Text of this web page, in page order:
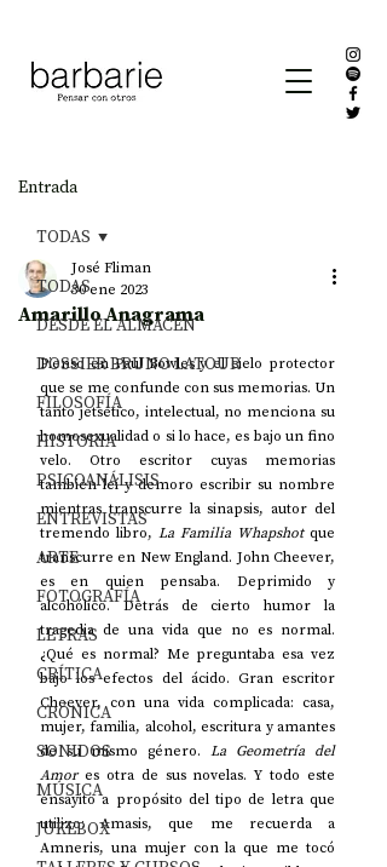
Entrada
TODAS
DESDE EL ALMACÉN
DOSSIER BRUNO LATOUR
FILOSOFÍA
HISTORIA
PSICOANÁLISIS
ENTREVISTAS
ARTE
FOTOGRAFÍA
LETRAS
CRÍTICA
CRÓNICA
SONIDOS
MÚSICA
JUKEBOX
TODAS
Amarillo Anagrama
José Fliman
30 ene 2023
Pienso en Paul Bowles y el cielo protector
que se me confunde con sus memorias. Un
tanto jetsético, intelectual, no menciona su
homosexualidad o si lo hace, es bajo un fino
velo. Otro escritor cuyas memorias
también leí y demoro escribir su nombre
mientras transcurre la sinapsis, autor del
tremendo libro, La Familia Whapshot que
transcurre en New England. John Cheever,
es en quien pensaba. Deprimido y
alcohólico. Detrás de cierto humor la
tragedia de una vida que no es normal.
¿Qué es normal? Me preguntaba esa vez
bajo los efectos del ácido. Gran escritor
Cheever, con una vida complicada: casa,
mujer, familia, alcohol, escritura y amantes
de su mismo género. La Geometría del
Amor es otra de sus novelas. Y todo este
ensayito a propósito del tipo de letra que
utilizo: Amasis, que me recuerda a
Amneris, una mujer con la que me tocó